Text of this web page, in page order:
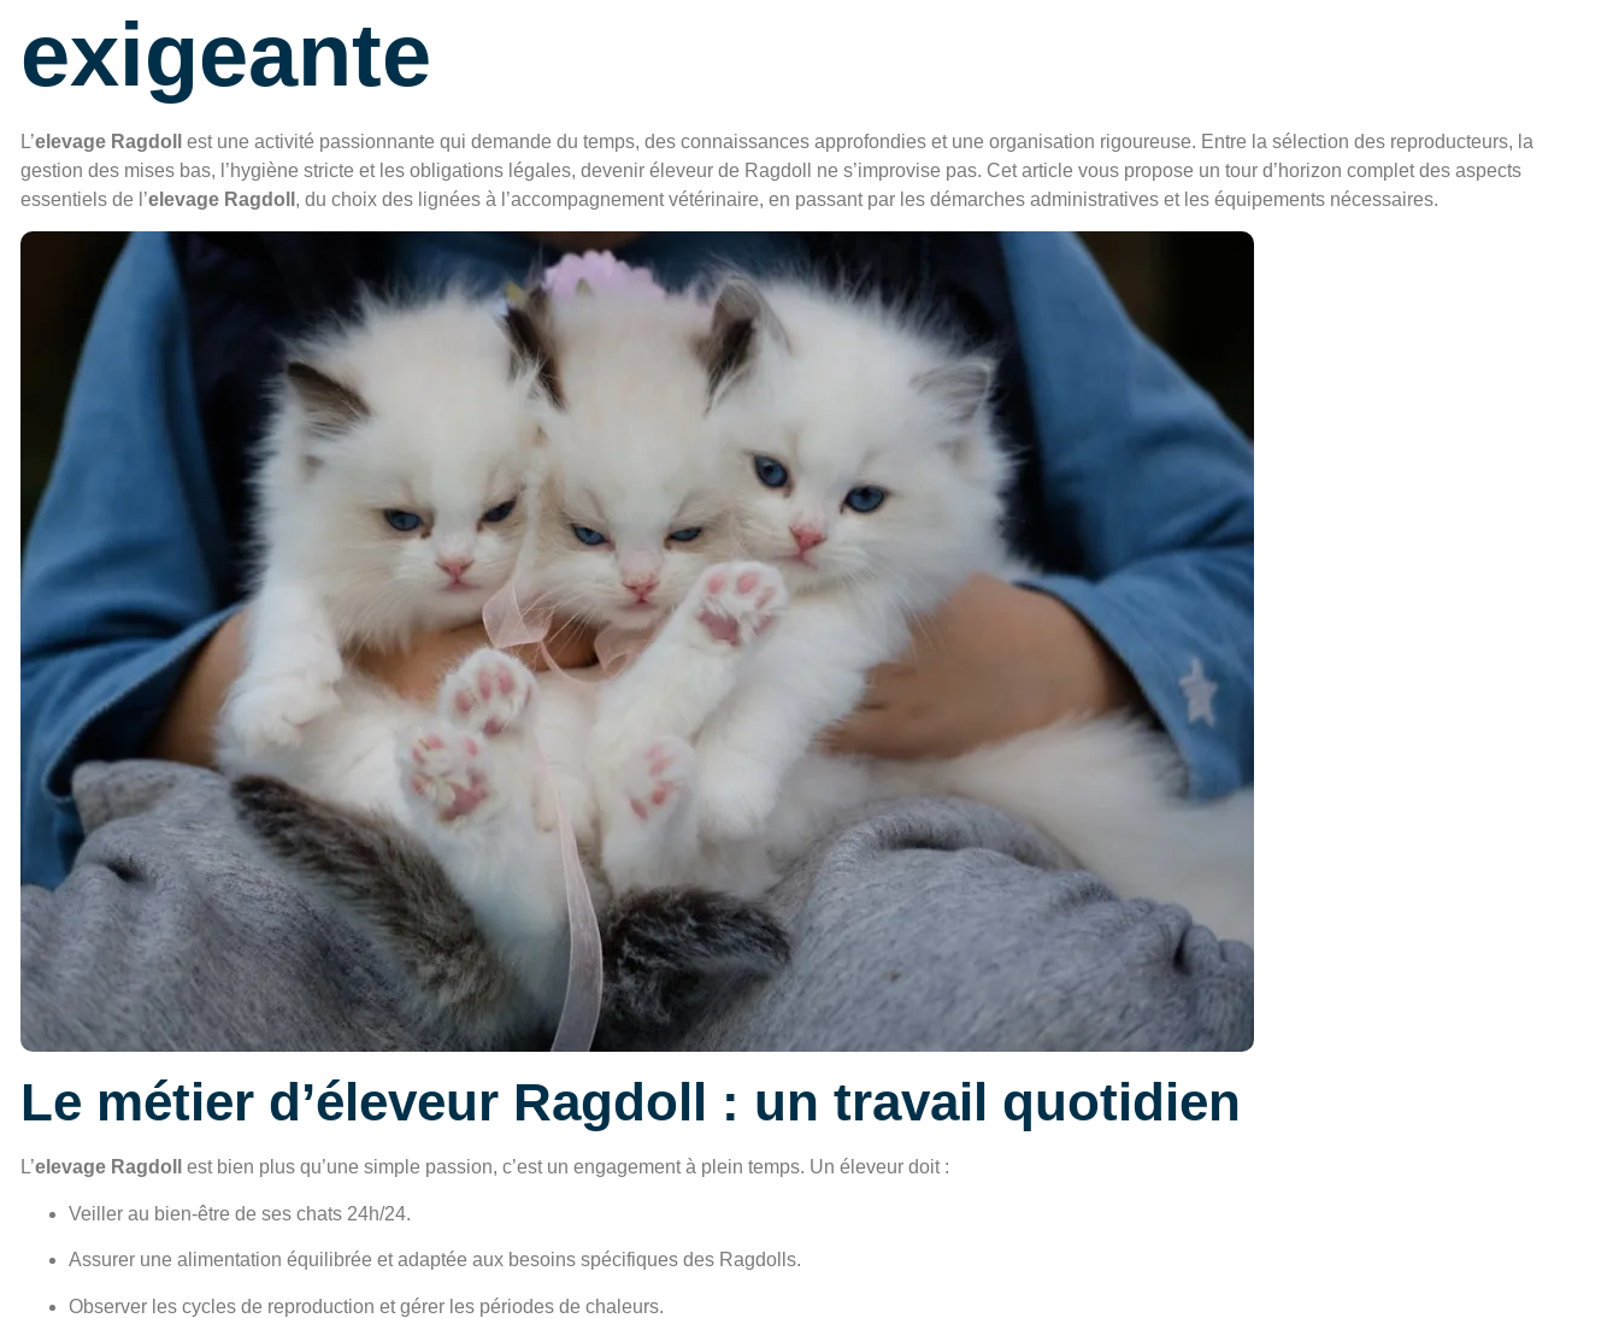
exigeante
L’elevage Ragdoll
est une activité passionnante qui demande du temps, des connaissances approfondies et une organisation rigoureuse. Entre la sélection des reproducteurs, la
gestion des mises bas, l’hygiène stricte et les obligations légales, devenir éleveur de Ragdoll ne s’improvise pas. Cet article vous propose un tour d’horizon complet des aspects
essentiels de l’elevage Ragdoll , du choix des lignées à l’accompagnement vétérinaire, en passant par les démarches administratives et les équipements nécessaires.
Le métier d’éleveur Ragdoll : un travail quotidien
L’elevage Ragdoll est bien plus qu’une simple passion, c’est un engagement à plein temps. Un éleveur doit :
Veiller au bien-être de ses chats 24h/24.
Assurer une alimentation équilibrée et adaptée aux besoins spécifiques des Ragdolls.
Observer les cycles de reproduction et gérer les périodes de chaleurs.